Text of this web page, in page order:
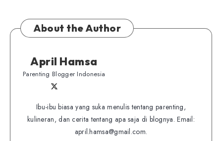
About the Author
April Hamsa
Parenting Blogger Indonesia
on
me
on
Facebook
Ibu-ibu biasa yang suka menulis tentang parenting,
kulineran, dan cerita tentang apa saja di blognya. Email:
april.hamsa@gmail.com.